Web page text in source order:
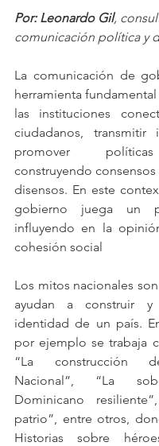
Por: Leonardo Gil,
comunicación política y
La comunicación de
herramienta
las instituciones
ciudadanos, transmitir
promover
construyendo
disensos. En este
gobierno juega un
influyendo en la
cohesión social
Los mitos nacionales
ayudan a construir y
identidad de un país.
por ejemplo se trabaja
“La construcción
Nacional”, “La
Dominicano
patrio”, entre otros,
Historias sobre